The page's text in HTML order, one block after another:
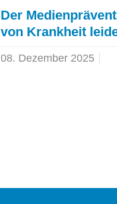
Der
von Krankheit
08. Dezember 2025